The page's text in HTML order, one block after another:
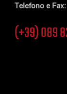
Telefono e Fax:
(+39) 089